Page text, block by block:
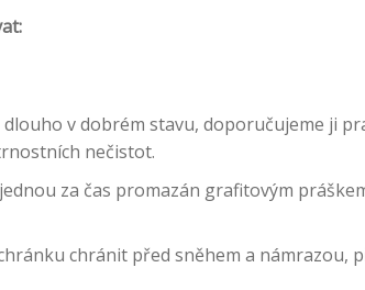
v dobrém stavu, doporučujeme ji
nečistot.
za čas promazán grafitovým
chránit před sněhem a